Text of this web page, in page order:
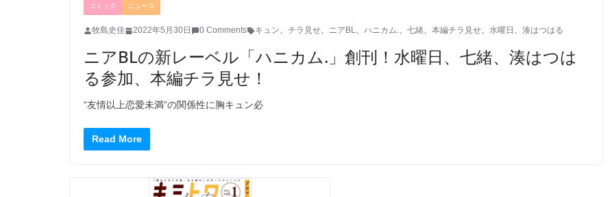
コミック ニュース
牧島史佳 2022年5月30日 0 Comments キュン、 チラ見せ、 ニアBL、 ハニカム.、 七緒、 本編チラ見せ、 水曜日 、 湊はつはる
ニアBLの新レーベル「ハニカム.」創刊！水曜日、七緒、湊はつは
る参加、本編チラ見せ！
“友情以上恋愛未満”の関係性に胸キュン必
Read More